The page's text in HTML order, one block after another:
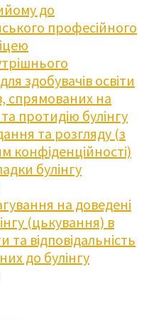
до
професійного
здобувачів освіти
спрямованих на
протидію булінгу
та розгляду (з
конфіденційності)
булінгу
на доведені
(цькування) в
та відповідальність
до булінгу